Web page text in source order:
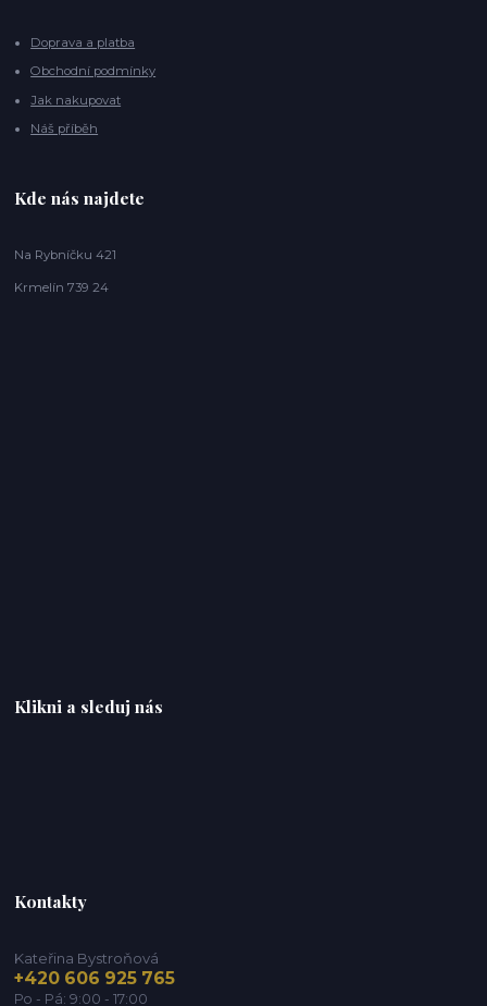
Doprava a platba
Obchodní podmínky
Jak nakupovat
Náš příběh
Kde nás najdete
Na Rybníčku 421
Krmelín 739 24
Klikni a sleduj nás
Kontakty
Kateřina Bystroňová
+420 606 925 765
Po - Pá: 9:00 - 17:00